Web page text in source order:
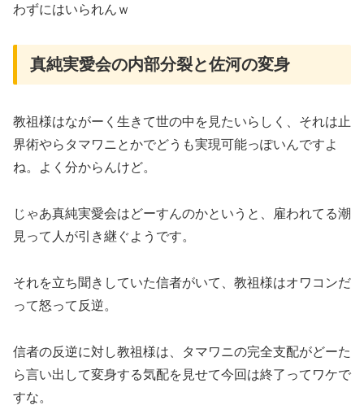
わずにはいられんｗ
真純実愛会の内部分裂と佐河の変身
教祖様はながーく生きて世の中を見たいらしく、それは止
界術やらタマワニとかでどうも実現可能っぽいんですよ
ね。よく分からんけど。
じゃあ真純実愛会はどーすんのかというと、雇われてる潮
見って人が引き継ぐようです。
それを立ち聞きしていた信者がいて、教祖様はオワコンだ
って怒って反逆。
信者の反逆に対し教祖様は、タマワニの完全支配がどーた
ら言い出して変身する気配を見せて今回は終了ってワケで
すな。